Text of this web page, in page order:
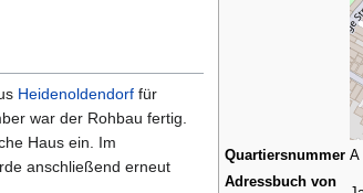
Quartiersnummer A
Adressbuch von
Heidenoldendorf für
war der Rohbau fertig.
Haus ein. Im
anschließend erneut